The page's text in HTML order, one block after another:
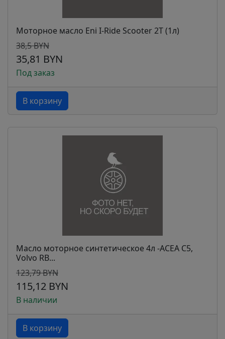
Моторное масло Eni I-Ride Scooter 2T (1л)
38,5 BYN
35,81 BYN
Под заказ
В корзину
Масло моторное синтетическое 4л -ACEA C5,
Volvo RB...
123,79 BYN
115,12 BYN
В наличии
В корзину